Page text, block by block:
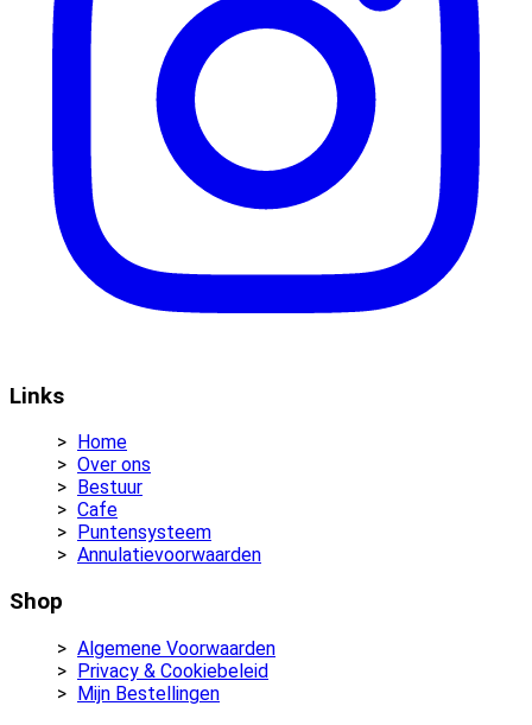
Links
Home
Over ons
Bestuur
Cafe
Puntensysteem
Annulatievoorwaarden
Shop
Algemene Voorwaarden
Privacy & Cookiebeleid
Mijn Bestellingen